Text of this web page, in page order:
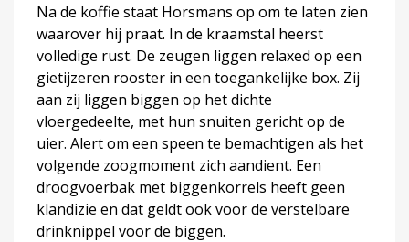
Na de koffie staat Horsmans op om te laten zien
waarover hij praat. In de kraamstal heerst
volledige rust. De zeugen liggen relaxed op een
gietijzeren rooster in een toegankelijke box. Zij
aan zij liggen biggen op het dichte
vloergedeelte, met hun snuiten gericht op de
uier. Alert om een speen te bemachtigen als het
volgende zoogmoment zich aandient. Een
droogvoerbak met biggenkorrels heeft geen
klandizie en dat geldt ook voor de verstelbare
drinknippel voor de biggen.